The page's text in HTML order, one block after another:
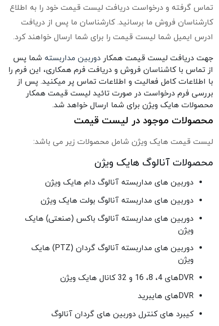
تماس گرفته و درخواست دریافت لیست قیمت خود را به اطلاع
کارشناسان فروش ما برسانید. کارشناسان ما پس از دریافت
ادرس ایمیل شما لیست قیمت را برای شما ارسال خواهند کرد.
جهت دریافت لیست قیمت همکار دوربین مداربسته شما پس
از تماس با کاشناسان فروش و دریافت فرم همکاری، این فرم را
با اطلاعات کامل فعالیت و اطلاعات تماس پر میکنید. پس از
بررسی فرم درخواست در صورت تائید لیست قیمت همکار
محصولات هایک ویژن برای شما ارسال خواهد شد.
محصولات موجود در لیست قیمت
لیست قیمت هایک ویژن شامل محصولات زیر می باشد:
محصولات آنالوگ هایک ویژن
دوربین های مداربسته آنالوگ دام هایک ویژن
دوربین های مداربسته آنالوگ بولت هایک ویژن
دوربین های مداربسته آنالوگ باکس (صنعتی) هایک
ویژن
دوربین های مداربسته آنالوگ گردان (PTZ) هایک
ویژن
DVRهای 4، 8، 16 و 32 کانال هایک ویژن
DVRهای هایبرید
کیبرد های کنترل دوربین های گردان آنالوگ